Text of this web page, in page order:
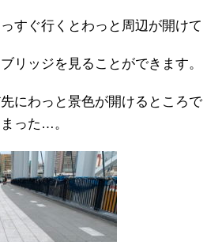
すぐ行くとわっと周辺が開けて
リッジを見ることができます。
にわっと景色が開けるところで
った…。